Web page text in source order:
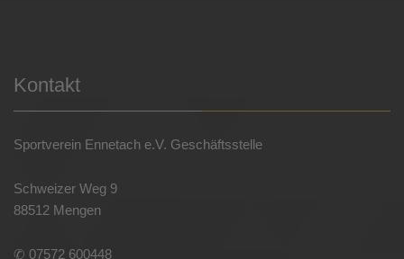
Kontakt
Sportverein Ennetach e.V. Geschäftsstelle
Schweizer Weg 9
88512 Mengen
✆ 07572 600448